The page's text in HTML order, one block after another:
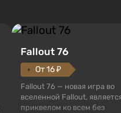
Fallout 76
От 16 ₽
Fallout 76 — новая игра во
вселенной Fallout,
приквелом ко всем без